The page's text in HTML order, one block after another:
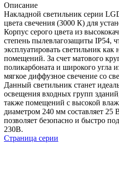
Описание
Накладной светильник серии
цвета свечения (3000 К) для
Корпус серого цвета из
степень пылевлагозащиты IP54,
эксплуатировать светильник как
помещений. За счет матового
поликарбоната и широкого угла
мягкое диффузное свечение со
Данный светильник станет
освещения входных групп
также помещений с высокой
диаметром 240 мм составляет 25
позволяет безопасно и быстро
230В.
Страница серии